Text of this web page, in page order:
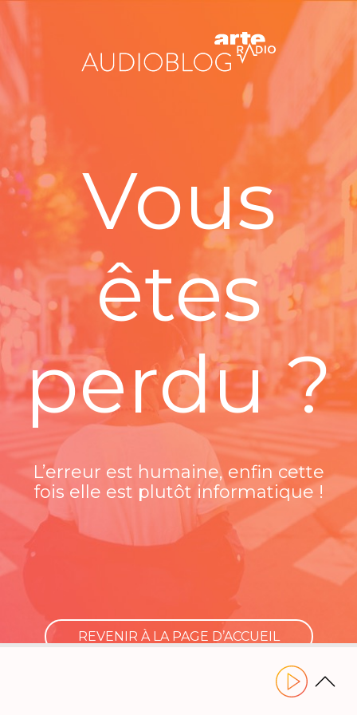
Vous
êtes
perdu ?
L’erreur est humaine, enfin cette
fois elle est plutôt informatique !
REVENIR À LA PAGE D’ACCUEIL